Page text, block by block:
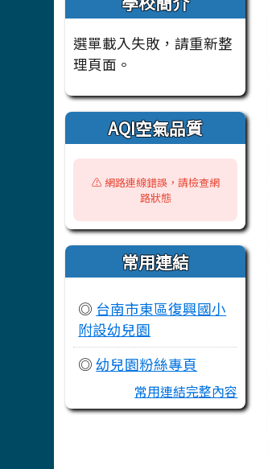
選單載入失敗，請重新整
理頁面。
AQI空氣品質
⚠️ 網路連線錯誤，請檢查網
路狀態
常用連結
◎ 台南市東區復興國小
附設幼兒園
◎幼兒園粉絲專頁
常用連結完整內容